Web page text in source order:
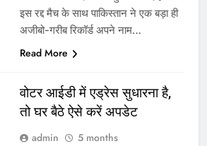
इस रद्द मैच के साथ पाकिस्तान ने एक बड़ा ही
अजीबो-गरीब रिकॉर्ड अपने नाम…
Read More
वोटर आईडी में एड्रेस सुधारना है,
तो घर बैठे ऐसे करें अपडेट
admin
5 months